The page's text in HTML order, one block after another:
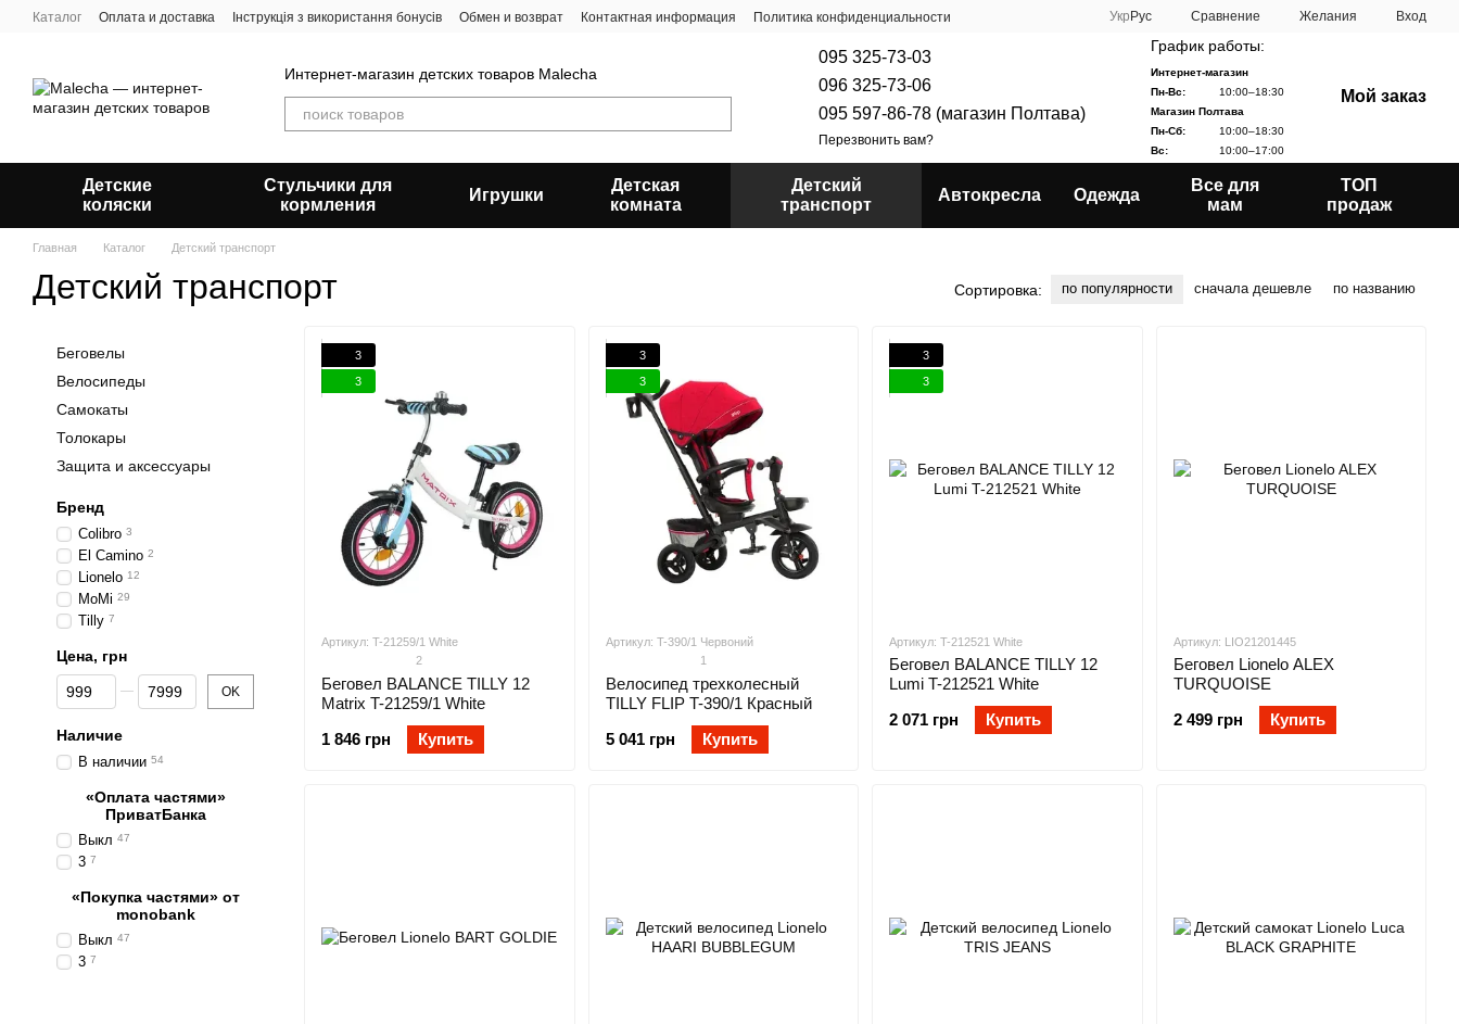
Перейти к основному контенту
Каталог Оплата и доставка Інструкція з використання бонусів Обмен и возврат Контактная информация
Политика конфиденциальности
Укр Рус Сравнение Желания Вход
Интернет-магазин детских товаров Malecha
095 325-73-03
096 325-73-06
095 597-86-78 (магазин Полтава)
Перезвонить вам?
График работы:
Интернет-магазин
Пн-Вс:
10:00–18:30
Магазин Полтава
Пн-Сб:
10:00–18:30
Вс:
10:00–17:00
Мой заказ
Детские
коляски
Стульчики для
кормления
Игрушки
Детская
комната
Детский
транспорт
Автокресла Одежда
Все для
мам
ТОП
продаж
Главная Каталог Детский транспорт
Детский транспорт Сортировка: по популярности сначала дешевле по названию
3
3
Артикул: T-21259/1 White
2
Беговел BALANCE TILLY 12
Matrix T-21259/1 White
1 846 грн
Купить
3
3
Артикул: T-390/1 Червоний
1
Велосипед трехколесный
TILLY FLIP T-390/1 Красный
5 041 грн
Купить
3
3
Артикул: T-212521 White
Беговел BALANCE TILLY 12
Lumi T-212521 White
2 071 грн
Купить
Артикул: LIO21201445
Беговел Lionelo ALEX
TURQUOISE
2 499 грн
Купить
Беговелы
Велосипеды
Самокаты
Толокары
Защита и аксессуары
Бренд
Colibro 3
El Camino 2
Lionelo 12
MoMi 29
Tilly 7
Цена, грн
От Цена, грн
До Цена, грн OK
Наличие
В наличии 54
«Оплата частями»
ПриватБанка
Выкл 47
3 7
«Покупка частями» от
monobank
Выкл 47
3 7